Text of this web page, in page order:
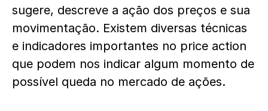
sugere, descreve a ação dos preços e sua
movimentação. Existem diversas técnicas
e indicadores importantes no price action
que podem nos indicar algum momento de
possível queda no mercado de ações.